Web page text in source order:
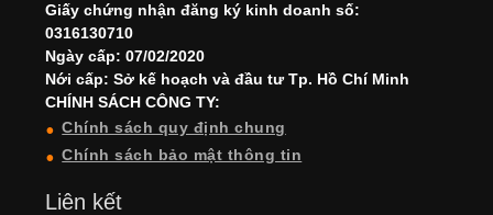
Giấy chứng nhận đăng ký kinh doanh số:
0316130710
Ngày cấp: 07/02/2020
Nới cấp: Sở kế hoạch và đầu tư Tp. Hồ Chí Minh
CHÍNH SÁCH CÔNG TY:
Chính sách quy định chung
Chính sách bảo mật thông tin
Liên kết